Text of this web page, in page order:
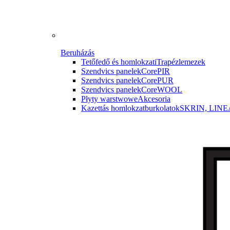
Beruházás
Tetőfedő és homlokzatiTrapézlemezek
Szendvics panelekCorePIR
Szendvics panelekCorePUR
Szendvics panelekCoreWOOL
Płyty warstwoweAkcesoria
Kazettás homlokzatburkolatokSKRIN,